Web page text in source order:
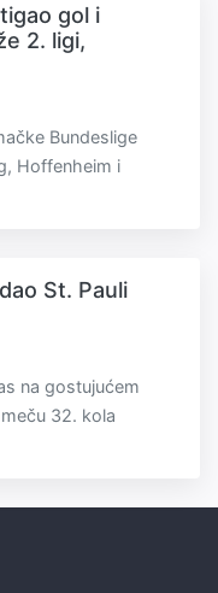
gol i
2. ligi,
Bundeslige
Hoffenheim i
St. Pauli
na gostujućem
32. kola